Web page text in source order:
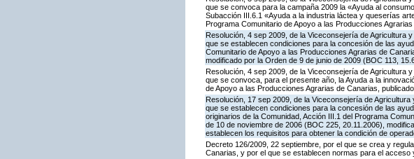
que se convoca para la campaña 2009 la «Ayuda al
Subacción III.6.1 «Ayuda a la industria láctea y queserías
Programa Comunitario de Apoyo a las Producciones
Resolución, 4 sep 2009, de la Viceconsejería de Agricultura
que se establecen condiciones para la concesión de las
Comunitario de Apoyo a las Producciones Agrarias de
modificado por la Orden de 9 de junio de 2009 (BOC 113,
Resolución, 4 sep 2009, de la Viceconsejería de Agricultura
que se convoca, para el presente año, la Ayuda a la
de Apoyo a las Producciones Agrarias de Canarias,
Resolución, 17 sep 2009, de la Viceconsejería de
que se establecen condiciones para la concesión de las
originarios de la Comunidad, Acción III.1 del Programa
de 10 de noviembre de 2006 (BOC 225, 20.11.2006),
establecen los requisitos para obtener la condición de
Decreto 126/2009, 22 septiembre, por el que se crea y
Canarias, y por el que se establecen normas para el